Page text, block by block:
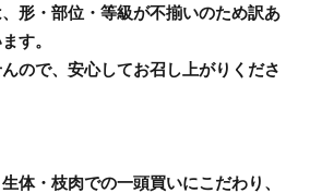
形・部位・等級が不揃いのため訳あ
す。
ので、安心してお召し上がりくださ
体・枝肉での一頭買いにこだわり、